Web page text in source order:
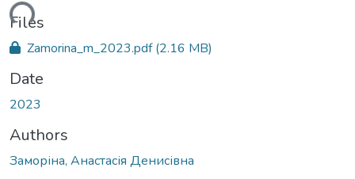
Files
Zamorina_m_2023.pdf(2.16 MB)
Date
2023
Authors
Заморіна, Анастасія Денисівна